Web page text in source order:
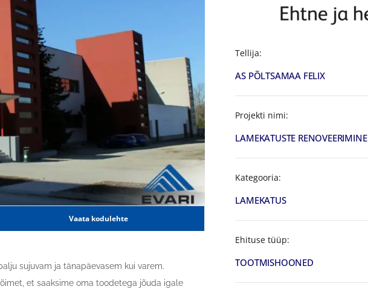
Vaata kodulehte
sujuvam ja tänapäevasem kui varem.
et saaksime oma toodetega jõuda igale
Tellija:
AS PÕLTSAMAA FELIX
Projekti nimi:
LAMEKATUSTE RENOVEERIMINE
Kategooria:
LAMEKATUS
Ehituse tüüp:
TOOTMISHOONED